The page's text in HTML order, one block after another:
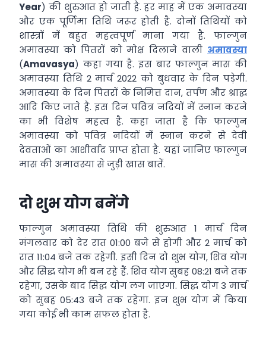
Year) की शुरुआत हो जाती है. हर माह में एक अमावस्या
और एक पूर्णिमा तिथि जरूर होती है. दोनों तिथियों को
शास्त्रों में बहुत महत्वपूर्ण माना गया है. फाल्गुन
अमावस्या को पितरों को मोक्ष दिलाने वाली अमावस्या
(Amavasya) कहा गया है. इस बार फाल्गुन मास की
अमावस्या तिथि 2 मार्च 2022 को बुधवार के दिन पड़ेगी.
अमावस्या के दिन पितरों के निमित्त दान, तर्पण और श्राद्ध
आदि किए जाते हैं. इस दिन पवित्र ​नदियों में स्नान करने
का भी विशेष महत्व है. कहा जाता है कि फाल्गुन
अमावस्या को पवित्र नदियों में स्नान करने से देवी
देवताओं का आशीर्वाद प्राप्त होता है. यहां जानिए फाल्गुन
मास की अमावस्या से जुड़ी खास बातें.
दो शुभ योग बनेंगे
फाल्गुन अमावस्या तिथि की शुरुआत 1 मार्च दिन
मंगलवार को देर रात 01:00 बजे से होगी और 2 मार्च को
रात 11:04 बजे तक रहेगी. इसी दिन दो शुभ योग, शिव योग
और सिद्ध योग भी बन रहे हैं. शिव योग सुबह 08:21 बजे तक
रहेगा, उसके बाद सिद्ध योग लग जाएगा. सिद्ध योग 3 मार्च
को सुबह 05:43 बजे तक रहेगा. इन शुभ योग में किया
गया कोई भी काम सफल होता है.